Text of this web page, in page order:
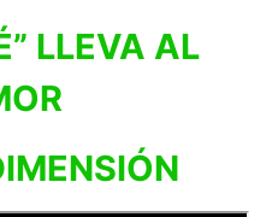
LLEVA AL